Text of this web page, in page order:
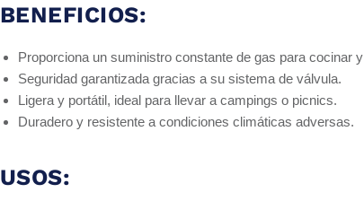
BENEFICIOS:
Proporciona un suministro constante de gas para cocinar
Seguridad garantizada gracias a su sistema de válvula.
Ligera y portátil, ideal para llevar a campings o picnics.
Duradero y resistente a condiciones climáticas adversas.
USOS: